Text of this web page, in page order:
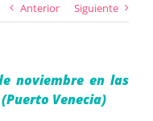
Anterior Siguiente
noviembre en las
Venecia)